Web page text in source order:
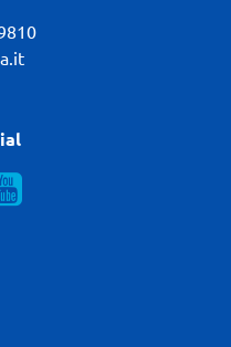
nostra pagina Facebook
il nostro profilo
il nostro profilo
Visualizza il nostro canale